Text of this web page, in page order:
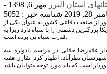
استان البرز
مهر 6, 1398 -
2019
شناسه خبر : 5052
از صنعت دفاعی کشور به عنوان یکی از
بزرگترین دشمنی را با سپاه دارد زیرا به
قدرت سپاه پی برده است.
غلامرضا جلالی در مراسم یادواره سه
شهرستان نظرآباد، اظهار کرد: تقارن هفته